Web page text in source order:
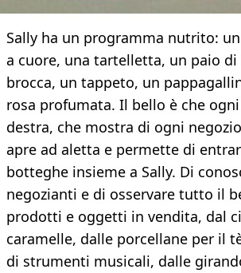
Sally ha un programma nutrito:
a cuore, una tartelletta, un paio
brocca, un tappeto, un
rosa profumata. Il bello è che
destra, che mostra di ogni
apre ad aletta e permette di
botteghe insieme a Sally. Di
negozianti e di osservare tutto il
prodotti e oggetti in vendita, dal
caramelle, dalle porcellane per il
di strumenti musicali, dalle